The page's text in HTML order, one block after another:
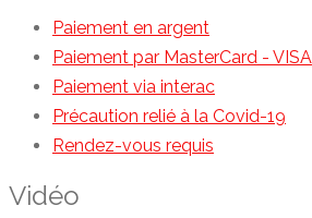
Paiement en argent
Paiement par MasterCard - VISA
Paiement via interac
Précaution relié à la Covid-19
Rendez-vous requis
Vidéo